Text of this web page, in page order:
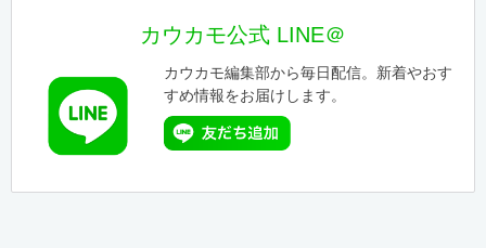
カウカモ公式 LINE＠
カウカモ編集部から毎日配信。新着やおす
すめ情報をお届けします。